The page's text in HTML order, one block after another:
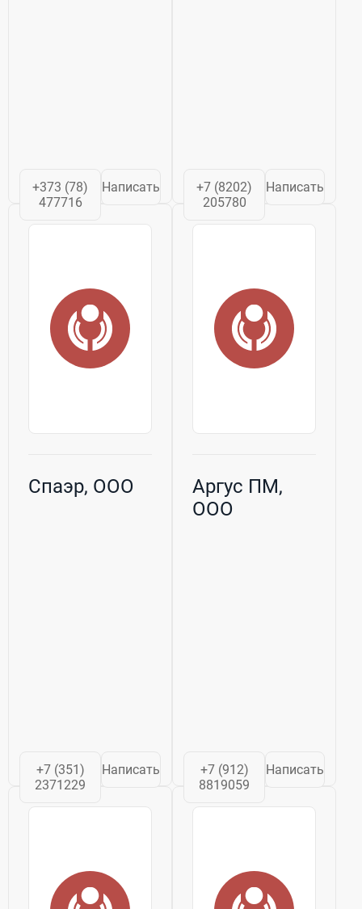
+373 (78)
477716
Написать
+7 (8202)
205780
Написать
Спаэр, ООО
+7 (351)
2371229
Написать
Аргус ПМ,
ООО
+7 (912)
8819059
Написать